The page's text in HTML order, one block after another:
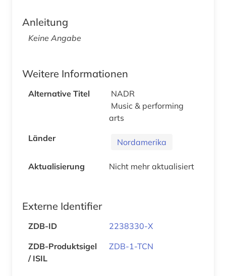
Anleitung
Keine Angabe
Weitere Informationen
Alternative Titel
NADR
Music & performing
arts
Länder
Nordamerika
Aktualisierung Nicht mehr aktualisiert
Externe Identifier
ZDB-ID
2238330-X
ZDB-Produktsigel
/ ISIL
ZDB-1-TCN